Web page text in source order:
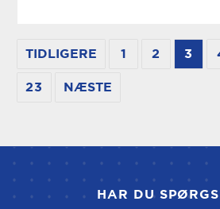
TIDLIGERE 1 2 3
23 NÆSTE
HAR DU